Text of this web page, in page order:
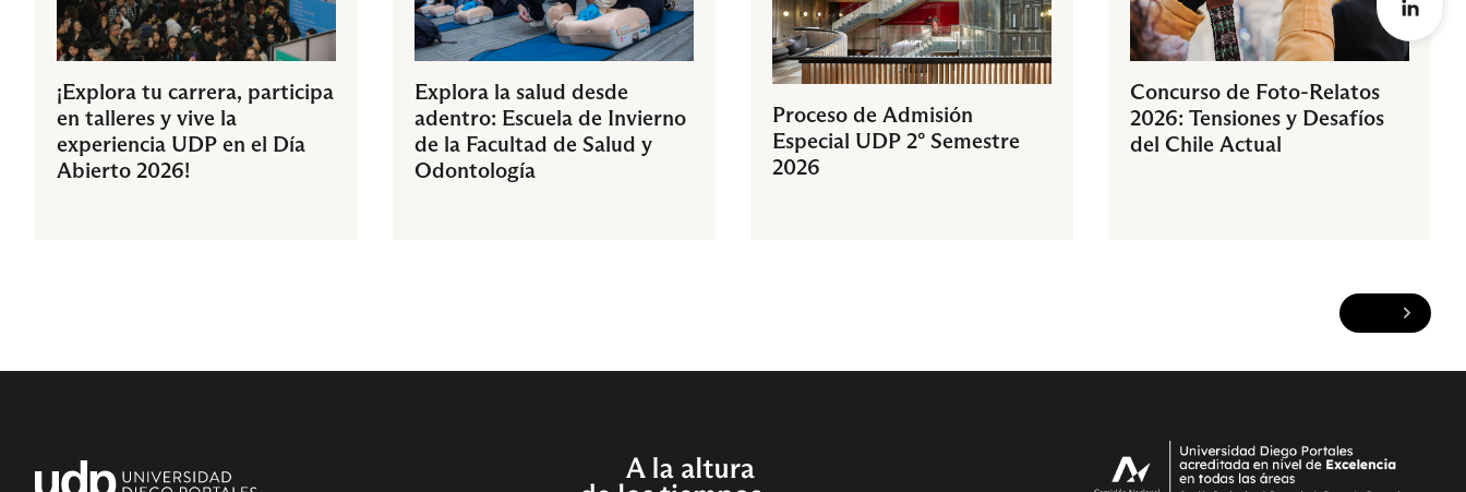
¡Explora tu carrera, participa
en talleres y vive la
experiencia UDP en el Día
Abierto 2026!
Explora la salud desde
adentro: Escuela de Invierno
de la Facultad de Salud y
Odontología
Proceso de Admisión
Especial UDP 2° Semestre
2026
Concurso de Foto-Relatos
2026: Tensiones y Desafíos
del Chile Actual